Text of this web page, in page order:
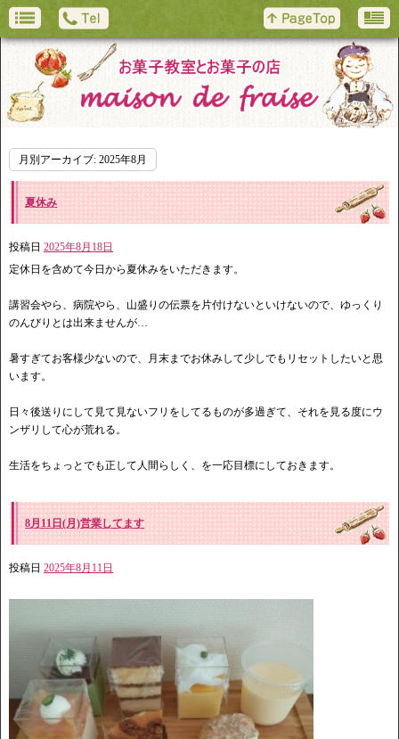
月別アーカイブ: 2025年8月
夏休み
投稿日 2025年8月18日
定休日を含めて今日から夏休みをいただきます。
講習会やら、病院やら、山盛りの伝票を片付けないといけないので、ゆっくり
のんびりとは出来ませんが…
暑すぎてお客様少ないので、月末までお休みして少しでもリセットしたいと思
います。
日々後送りにして見て見ないフリをしてるものが多過ぎて、それを見る度にウ
ンザリして心が荒れる。
生活をちょっとでも正して人間らしく、を一応目標にしておきます。
8月11日(月)営業してます
投稿日 2025年8月11日